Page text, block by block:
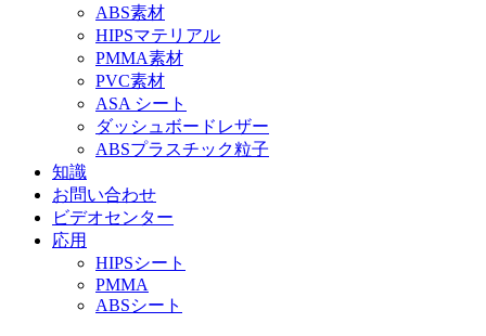
ABS素材
HIPSマテリアル
PMMA素材
PVC素材
ASA シート
ダッシュボードレザー
ABSプラスチック粒子
知識
お問い合わせ
ビデオセンター
応用
HIPSシート
PMMA
ABSシート